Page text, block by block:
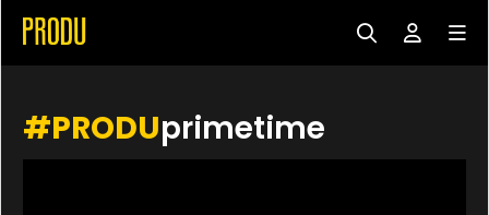
#PRODUprimetime